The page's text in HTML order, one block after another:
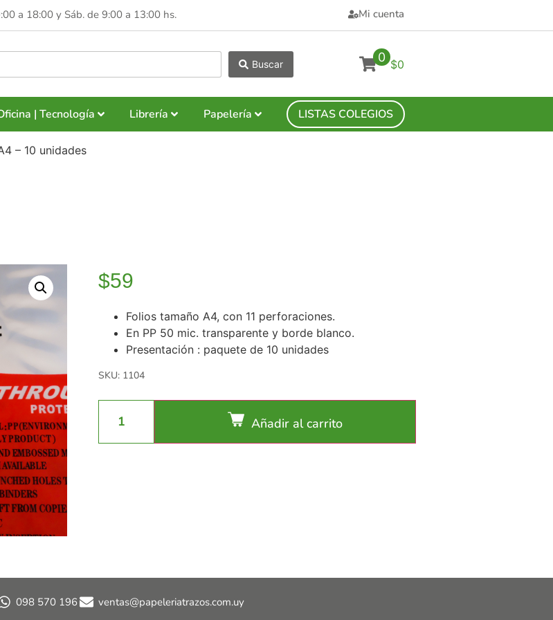
a 18:00 y Sáb. de 9:00 a 13:00 hs. Mi cuenta
Buscar 0 $0
| Tecnología Librería Papelería LISTAS COLEGIOS
– 10 unidades
$59
Folios tamaño A4, con 11 perforaciones.
En PP 50 mic. transparente y borde blanco.
Presentación : paquete de 10 unidades
SKU: 1104
Añadir al carrito
098 570 196 ventas@papeleriatrazos.com.uy